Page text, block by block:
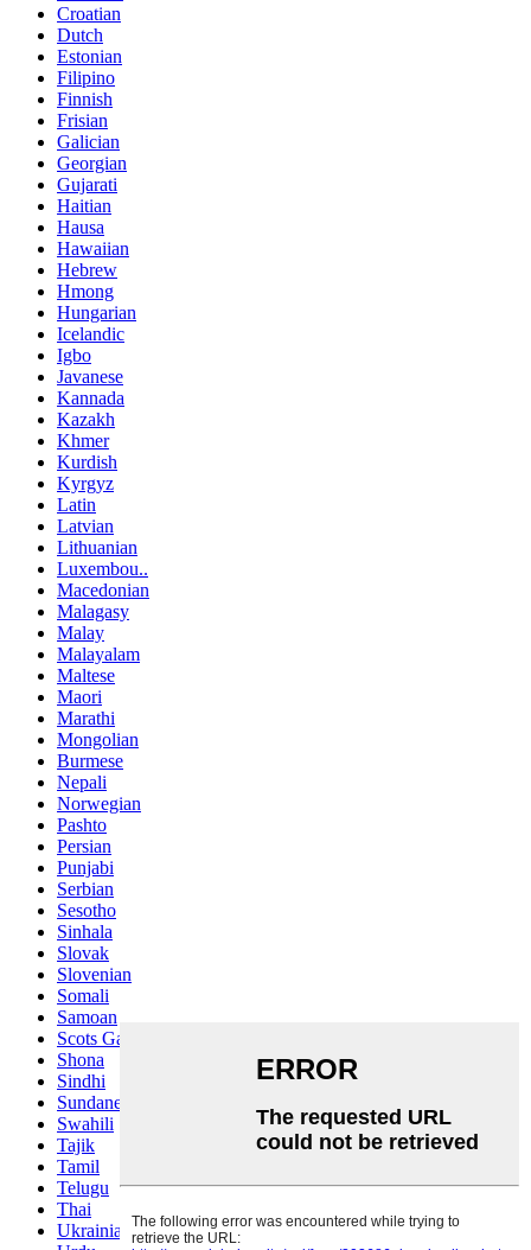
Croatian
Dutch
Estonian
Filipino
Finnish
Frisian
Galician
Georgian
Gujarati
Haitian
Hausa
Hawaiian
Hebrew
Hmong
Hungarian
Icelandic
Igbo
Javanese
Kannada
Kazakh
Khmer
Kurdish
Kyrgyz
Latin
Latvian
Lithuanian
Luxembou..
Macedonian
Malagasy
Malay
Malayalam
Maltese
Maori
Marathi
Mongolian
Burmese
Nepali
Norwegian
Pashto
Persian
Punjabi
Serbian
Sesotho
Sinhala
Slovak
Slovenian
Somali
Samoan
Scots Gaelic
Shona
Sindhi
Sundanese
Swahili
Tajik
Tamil
Telugu
Thai
Ukrainian